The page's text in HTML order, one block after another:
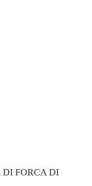
DI FORCA DI